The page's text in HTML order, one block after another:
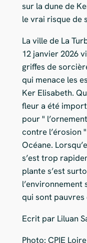
sur la dune de
le vrai risque de
La ville de La
12 janvier 2026
griffes de
qui menace les
Ker Elisabeth.
fleur a été
pour
contre l’érosion
Océane.
s’est trop
plante s’est
qui sont pauvres
Ecrit par Liluan
Photo: CPIE